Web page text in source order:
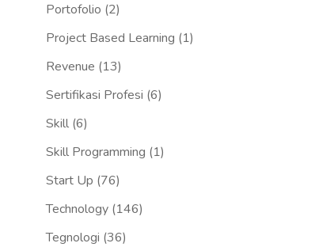
Portofolio (2)
Project Based Learning (1)
Revenue (13)
Sertifikasi Profesi (6)
Skill(6)
Skill Programming (1)
Start Up (76)
Technology(146)
Tegnologi (36)